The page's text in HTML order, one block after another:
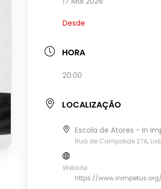
Desde
HORA
20:00
LOCALIZAÇÃO
Escola de Atores - In
Rua de Campolide 27A,
Website
https://www.inimpetus.org/